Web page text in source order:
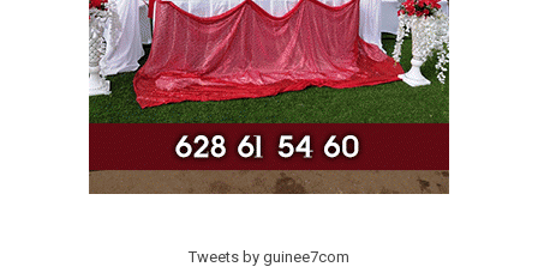
Tweets by guinee7com